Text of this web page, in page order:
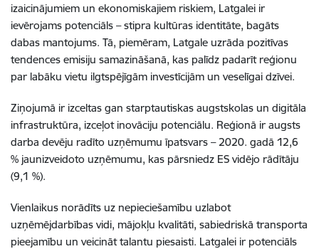
izaicinājumiem un ekonomiskajiem riskiem, Latgalei ir
ievērojams potenciāls – stipra kultūras identitāte, bagāts
dabas mantojums. Tā, piemēram, Latgale uzrāda pozitīvas
tendences emisiju samazināšanā, kas palīdz padarīt reģionu
par labāku vietu ilgtspējīgām investīcijām un veselīgai dzīvei.
Ziņojumā ir izceltas gan starptautiskas augstskolas un digitāla
infrastruktūra, izceļot inovāciju potenciālu. Reģionā ir augsts
darba devēju radīto uzņēmumu īpatsvars – 2020. gadā 12,6
% jaunizveidoto uzņēmumu, kas pārsniedz ES vidējo rādītāju
(9,1 %).
Vienlaikus norādīts uz nepieciešamību uzlabot
uzņēmējdarbības vidi, mājokļu kvalitāti, sabiedriskā transporta
pieejamību un veicināt talantu piesaisti. Latgalei ir potenciāls